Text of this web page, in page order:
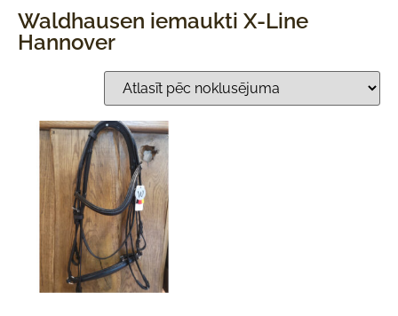
Waldhausen iemaukti X-Line
Hannover